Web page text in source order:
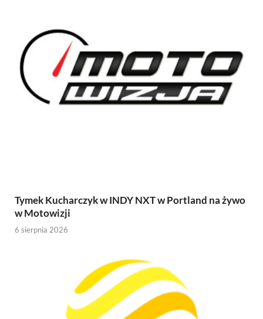
Tymek Kucharczyk w INDY NXT w Portland na żywo
w Motowizji
6 sierpnia 2026